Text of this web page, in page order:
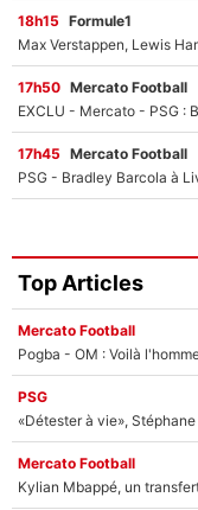
18h15 Formule1
17h50 Mercato Football
EXCLU - Mercato - PSG :
17h45 Mercato Football
PSG - Bradley Barcola à
Top Articles
Mercato Football
Pogba - OM : Voilà
PSG
«Détester à vie»,
Mercato Football
Kylian Mbappé, un